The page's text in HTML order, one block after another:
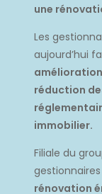
une
Les
aujourd’hui
réduction
immobilier.
Filiale du
rénovation